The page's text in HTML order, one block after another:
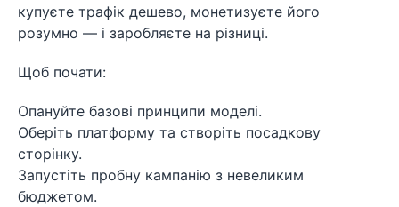
купуєте трафік дешево, монетизуєте його
розумно — і заробляєте на різниці.
Щоб почати:
Опануйте базові принципи моделі.
Оберіть платформу та створіть посадкову
сторінку.
Запустіть пробну кампанію з невеликим
бюджетом.